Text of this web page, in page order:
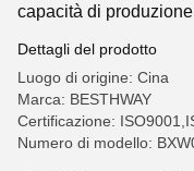
capacità di
Dettagli del prodotto
Luogo di origine: Cina
Marca: BESTHWAY
Certificazione:
Numero di modello: